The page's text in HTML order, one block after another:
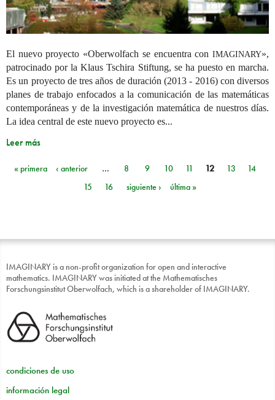
El nuevo proyecto «Oberwolfach se encuentra con IMAGINARY»,
patrocinado por la Klaus Tschira Stiftung, se ha puesto en marcha.
Es un proyecto de tres años de duración (2013 - 2016) con diversos
planes de trabajo enfocados a la comunicación de las matemáticas
contemporáneas y de la investigación matemática de nuestros días.
La idea central de este nuevo proyecto es...
Leer más
Páginas
« primera ‹ anterior … 8 9 10 11 12 13
14
15
16 siguiente › última »
IMAGINARY is a non-profit organization for open and interactive
mathematics. IMAGINARY was initiated at the Mathematisches
Forschungsinstitut Oberwolfach, which is a shareholder of IMAGINARY.
condiciones de uso
información legal